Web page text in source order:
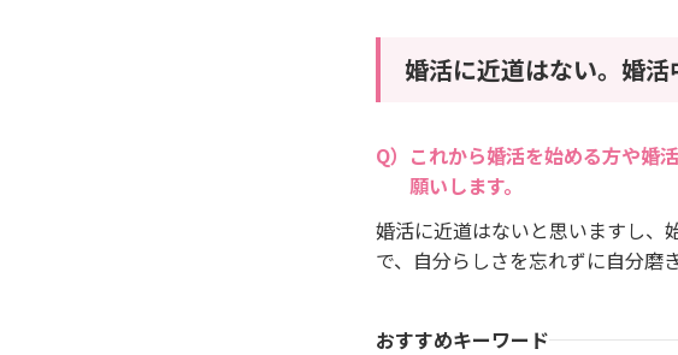
婚活に近道はない。婚活
これから婚活を始める方や婚
願いします。
婚活に近道はないと思いますし、
で、自分らしさを忘れずに自分磨
おすすめキーワード